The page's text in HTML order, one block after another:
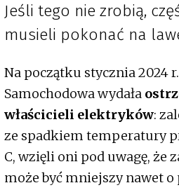
Jeśli tego nie zrobią,
musieli pokonać na
Na początku stycznia 2024
Samochodowa wydała
właścicieli elektryków:
ze spadkiem temperatury
C, wzięli oni pod uwagę, że
może być mniejszy nawet o